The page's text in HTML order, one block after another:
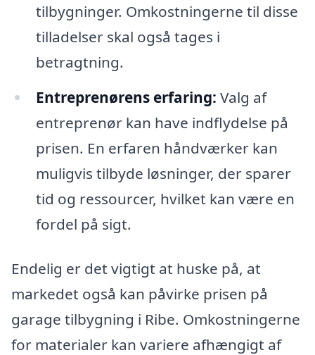
tilbygninger. Omkostningerne til disse
tilladelser skal også tages i
betragtning.
Entreprenørens erfaring: Valg af
entreprenør kan have indflydelse på
prisen. En erfaren håndværker kan
muligvis tilbyde løsninger, der sparer
tid og ressourcer, hvilket kan være en
fordel på sigt.
Endelig er det vigtigt at huske på, at
markedet også kan påvirke prisen på
garage tilbygning i Ribe. Omkostningerne
for materialer kan variere afhængigt af